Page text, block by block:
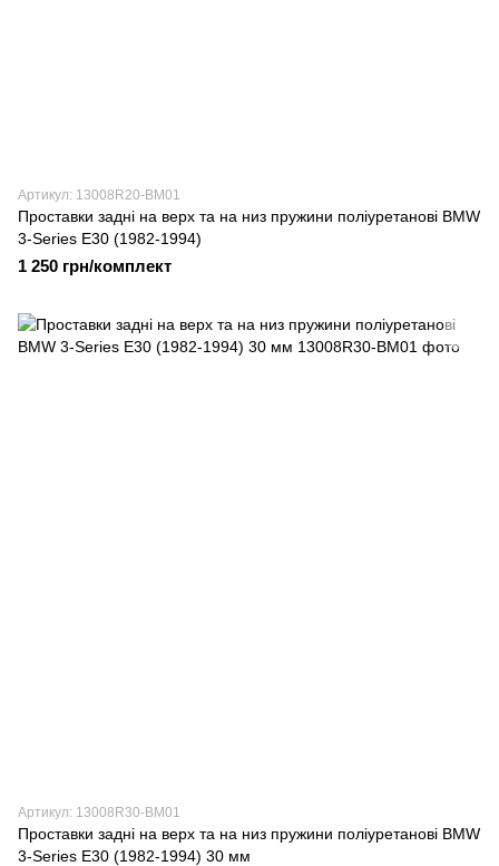
Артикул: 13008R20-BM01
Проставки задні на верх та на низ пружини поліуретанові BMW
3-Series E30 (1982-1994)
1 250 грн/комплект
Артикул: 13008R30-BM01
Проставки задні на верх та на низ пружини поліуретанові BMW
3-Series E30 (1982-1994) 30 мм